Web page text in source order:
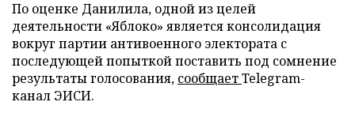
По оценке Данилила, одной из целей
деятельности «Яблоко» является консолидация
вокруг партии антивоенного электората с
последующей попыткой поставить под сомнение
результаты голосования, сообщаетTelegram-
канал ЭИСИ.